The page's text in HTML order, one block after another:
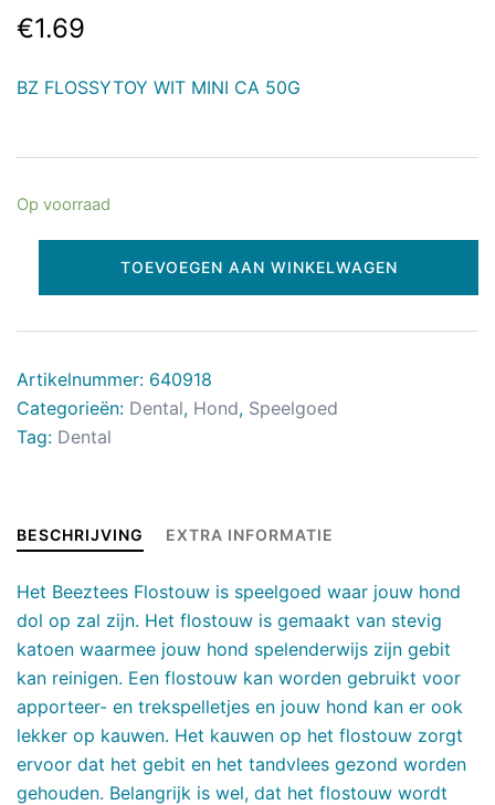
€1.69
BZ FLOSSYTOY WIT MINI CA 50G
Op voorraad
TOEVOEGEN AAN WINKELWAGEN
Artikelnummer: 640918
Categorieën: Dental, Hond, Speelgoed
Tag: Dental
BESCHRIJVING EXTRA INFORMATIE
Het Beeztees Flostouw is speelgoed waar jouw hond
dol op zal zijn. Het flostouw is gemaakt van stevig
katoen waarmee jouw hond spelenderwijs zijn gebit
kan reinigen. Een flostouw kan worden gebruikt voor
apporteer- en trekspelletjes en jouw hond kan er ook
lekker op kauwen. Het kauwen op het flostouw zorgt
ervoor dat het gebit en het tandvlees gezond worden
gehouden. Belangrijk is wel, dat het flostouw wordt